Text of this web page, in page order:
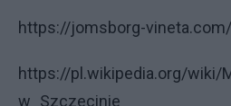
https://jomsborg-vineta.com/
https://pl.wikipedia.org/wiki/
w_Szczecinie